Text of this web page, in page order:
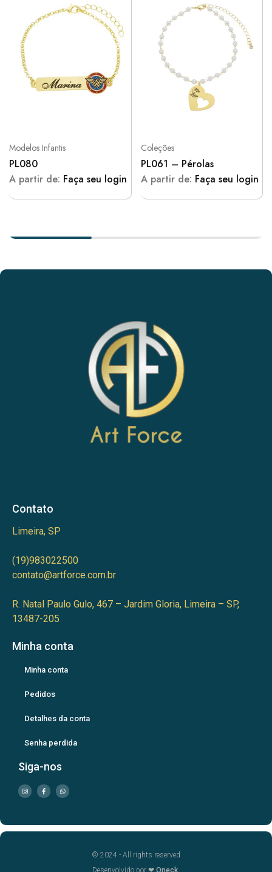
Modelos Infantis
PL080
A partir de: Faça seu login
Coleções
PL061 – Pérolas
A partir de: Faça seu login
Contato
Limeira, SP
(19)983022500
contato@artforce.com.br
R. Natal Paulo Gulo, 467 – Jardim Gloria, Limeira – SP,
13487-205
Minha conta
Minha conta
Pedidos
Detalhes da conta
Senha perdida
Siga-nos
© 2024 - All rights reserved
Desenvolvido por ❤ Oneck.